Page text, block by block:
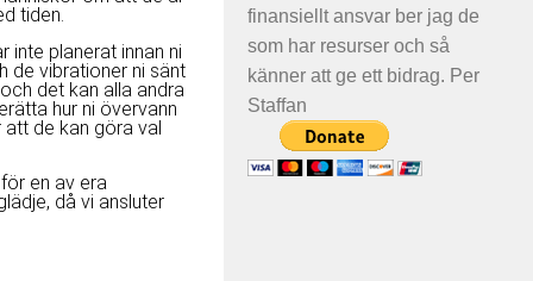
tiden.
inte planerat innan ni
de vibrationer ni sänt
det kan alla andra
hur ni övervann
de kan göra val
en av era
då vi ansluter
finansiellt ansvar ber jag de
som har resurser och så
känner att ge ett bidrag. Per
Staffan